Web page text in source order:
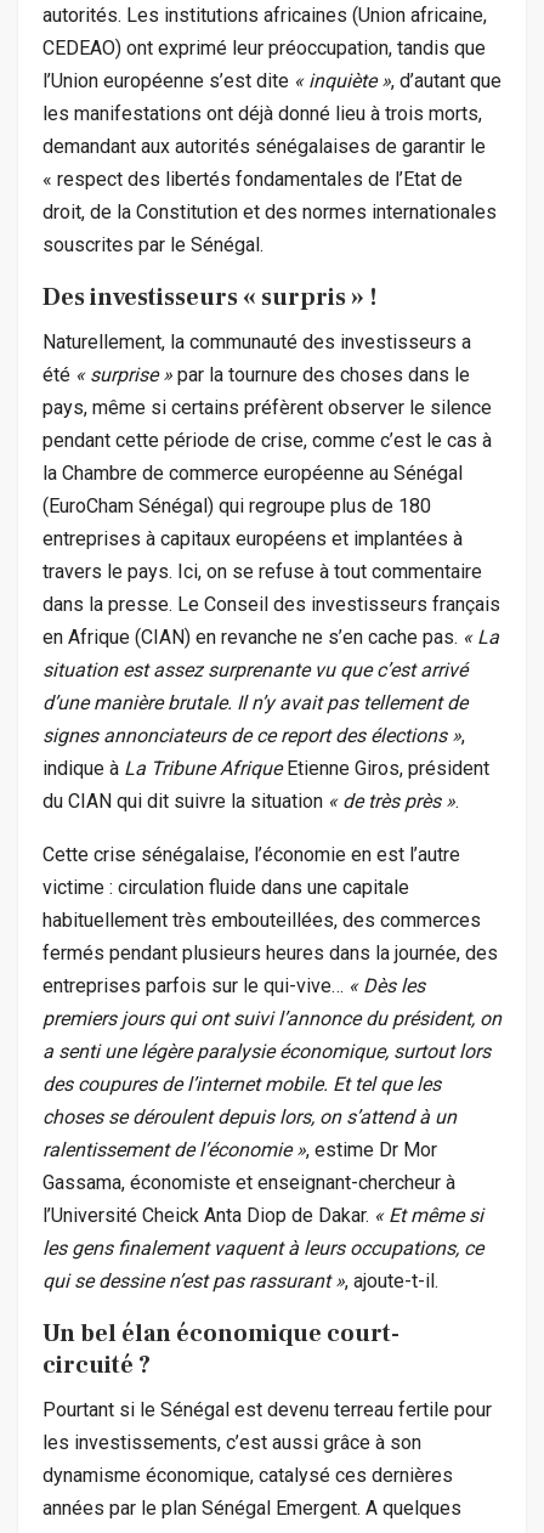
autorités. Les institutions africaines (Union africaine,
CEDEAO) ont exprimé leur préoccupation, tandis que
l’Union européenne s’est dite « inquiète », d’autant que
les manifestations ont déjà donné lieu à trois morts,
demandant aux autorités sénégalaises de garantir le
« respect des libertés fondamentales de l’Etat de
droit, de la Constitution et des normes internationales
souscrites par le Sénégal.
Des investisseurs « surpris » !
Naturellement, la communauté des investisseurs a
été « surprise » par la tournure des choses dans le
pays, même si certains préfèrent observer le silence
pendant cette période de crise, comme c’est le cas à
la Chambre de commerce européenne au Sénégal
(EuroCham Sénégal) qui regroupe plus de 180
entreprises à capitaux européens et implantées à
travers le pays. Ici, on se refuse à tout commentaire
dans la presse. Le Conseil des investisseurs français
en Afrique (CIAN) en revanche ne s’en cache pas. « La
situation est assez surprenante vu que c’est arrivé
d’une manière brutale. Il n’y avait pas tellement de
signes annonciateurs de ce report des élections »,
indique à La Tribune AfriqueEtienne Giros, président
du CIAN qui dit suivre la situation « de très près ».
Cette crise sénégalaise, l’économie en est l’autre
victime : circulation fluide dans une capitale
habituellement très embouteillées, des commerces
fermés pendant plusieurs heures dans la journée, des
entreprises parfois sur le qui-vive… « Dès les
premiers jours qui ont suivi l’annonce du président, on
a senti une légère paralysie économique, surtout lors
des coupures de l’internet mobile. Et tel que les
choses se déroulent depuis lors, on s’attend à un
ralentissement de l’économie », estime Dr Mor
Gassama, économiste et enseignant-chercheur à
l’Université Cheick Anta Diop de Dakar. « Et même si
les gens finalement vaquent à leurs occupations, ce
qui se dessine n’est pas rassurant », ajoute-t-il.
Un bel élan économique court-
circuité ?
Pourtant si le Sénégal est devenu terreau fertile pour
les investissements, c’est aussi grâce à son
dynamisme économique, catalysé ces dernières
années par le plan Sénégal Emergent. A quelques